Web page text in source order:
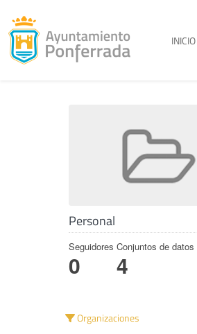
INICIO
Personal
Seguidores
0
Conjuntos de datos
4
Organizaciones